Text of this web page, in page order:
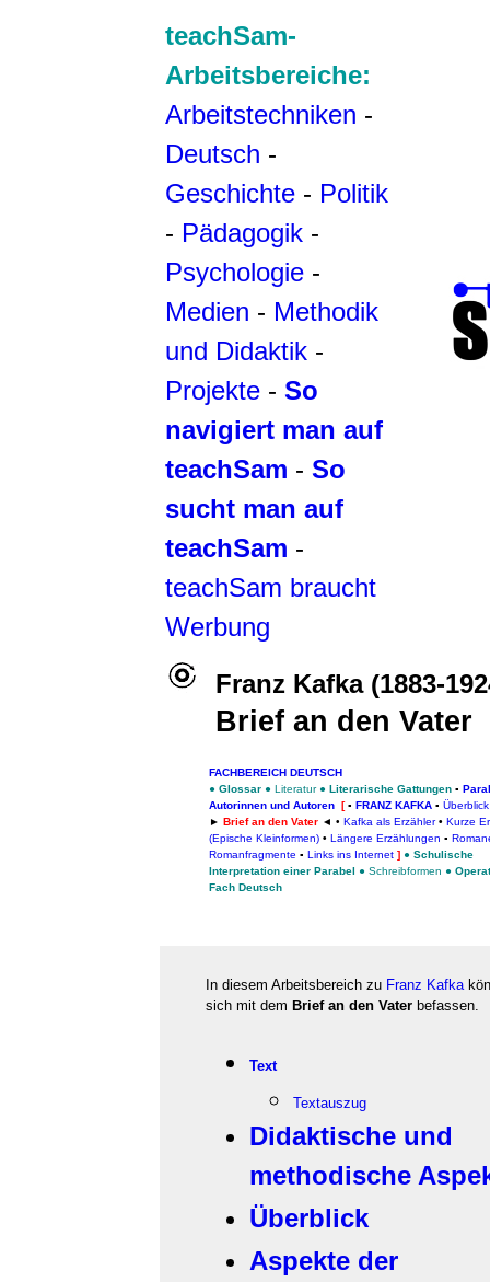
teachSam-
Arbeitsbereiche:
Arbeitstechniken -
Deutsch -
Geschichte - Politik
- Pädagogik -
Psychologie -
Medien - Methodik
und Didaktik -
Projekte - So
navigiert man auf
teachSam - So
sucht man auf
teachSam -
teachSam braucht
Werbung
Franz Kafka (1883-
Brief an den Vater
FACHBEREICH DEUTSCH
● Glossar ● Literatur ● Literarische Gattungen ▪
Autorinnen und Autoren [▪ FRANZ KAFKA ▪ Überblick
► Brief an den Vater ◄ • Kafka als Erzähler • Kurze
(Epische Kleinformen) • Längere Erzählungen ▪
Romanfragmente ▪ Links ins Internet ] ● Schulische
Interpretation einer Parabel ● Schreibformen ●
Fach Deutsch
In diesem Arbeitsbereich zu Franz Kafka
sich mit dem Brief an den Vater befassen.
Text
Textauszug
Didaktische und
methodische
Überblick
Aspekte der